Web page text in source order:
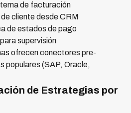
de facturación
cliente desde CRM
de estados de pago
supervisión
ofrecen conectores pre-
populares (SAP, Oracle,
de Estrategias por